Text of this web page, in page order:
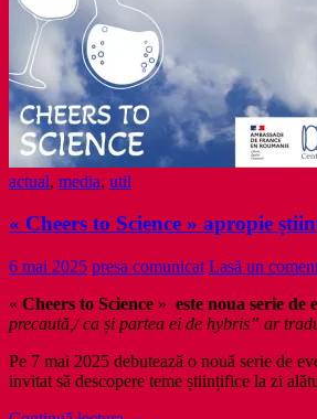
actual, media, util
« Cheers to Science » apropie
6 mai 2025 presa comunicat Lasă un
« Cheers to Science » este noua serie
precaută,/ ca și partea ei de hybris” ar
Pe 7 mai 2025 debutează o nouă serie de
invitat să descopere teme științifice la zi